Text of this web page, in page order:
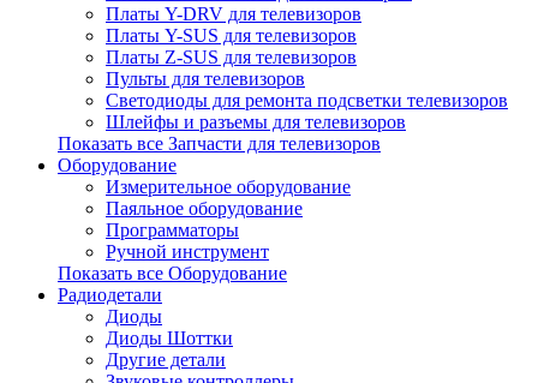
Платы Y-DRV для телевизоров
Платы Y-SUS для телевизоров
Платы Z-SUS для телевизоров
Пульты для телевизоров
Светодиоды для ремонта подсветки телевизоров
Шлейфы и разъемы для телевизоров
Показать все Запчасти для телевизоров
Оборудование
Измерительное оборудование
Паяльное оборудование
Программаторы
Ручной инструмент
Показать все Оборудование
Радиодетали
Диоды
Диоды Шоттки
Другие детали